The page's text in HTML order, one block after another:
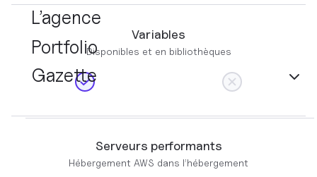
L’agence
Portfolio
Gazette
Variables
Disponibles et en bibliothèques
Serveurs performants
Hébergement AWS dans l’hébergement